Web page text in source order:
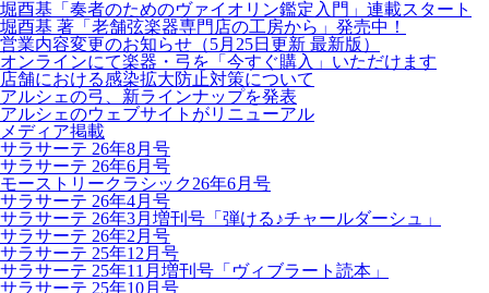
堀酉基「奏者のためのヴァイオリン鑑定入門」連載スタート
堀酉基 著「老舗弦楽器専門店の工房から」発売中！
営業内容変更のお知らせ（5月25日更新 最新版）
オンラインにて楽器・弓を「今すぐ購入」いただけます
店舗における感染拡大防止対策について
アルシェの弓、新ラインナップを発表
アルシェのウェブサイトがリニューアル
メディア掲載
サラサーテ 26年8月号
サラサーテ 26年6月号
モーストリークラシック26年6月号
サラサーテ 26年4月号
サラサーテ 26年3月増刊号「弾ける♪チャールダーシュ」
サラサーテ 26年2月号
サラサーテ 25年12月号
サラサーテ 25年11月増刊号「ヴィブラート読本」
サラサーテ 25年10月号